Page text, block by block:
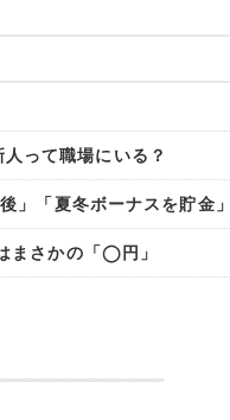
って職場にいる？
」「夏冬ボーナスを貯金」
まさかの「◯円」